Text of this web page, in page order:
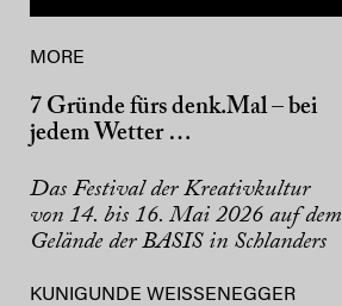
MORE
7 Gründe fürs denk.Mal – bei
jedem Wetter …
Das Festival der Kreativkultur
von 14. bis 16. Mai 2026 auf dem
Gelände der BASIS in Schlanders
KUNIGUNDE WEISSENEGGER